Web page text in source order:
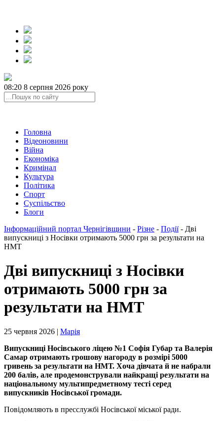
08:20 8 серпня 2026 року
Головна
Відеоновини
Війна
Економіка
Кримінал
Культура
Політика
Спорт
Суспільство
Блоги
Інформаційний портал Чернігівщини - Різне - Події- Дві
випускниці з Носівки отримають 5000 грн за результати на
НМТ
Дві випускниці з Носівки
отримають 5000 грн за
результати на НМТ
25 червня 2026 | Марія
Випускниці Носівського ліцею №1 Софія Губар та Валерія
Самар отримають грошову нагороду в розмірі 5000
гривень за результати на НМТ. Хоча дівчата й не набрали
200 балів, але продемонстрували найкращі результати на
національному мультипредметному тесті серед
випускників Носівської громади.
Повідомляють в пресслужбі Носівської міської ради.